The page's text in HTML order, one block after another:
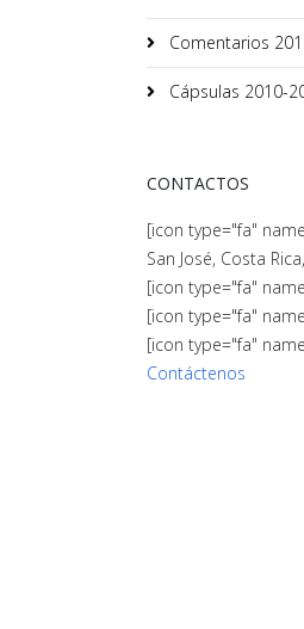
Comentarios
Cápsulas 2010-
CONTACTOS
[icon type="fa"
San José, Costa Rica,
[icon type="fa"
[icon type="fa"
[icon type="fa"
Contáctenos